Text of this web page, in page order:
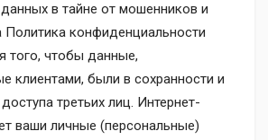
в тайне от мошенников и
Политика конфиденциальности
того, чтобы данные,
клиентами, были в сохранности и
третьих лиц. Интернет-
ваши личные (персональные)